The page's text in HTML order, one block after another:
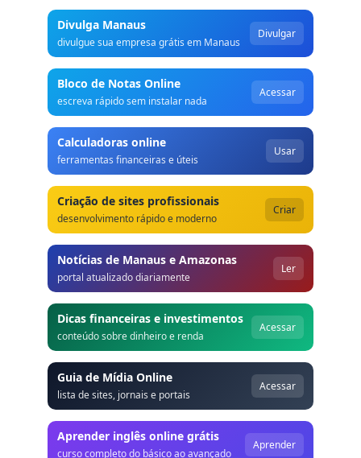
Divulga Manaus
divulgue sua empresa grátis em Manaus
Divulgar
Bloco de Notas Online
escreva rápido sem instalar nada
Acessar
Calculadoras online
ferramentas financeiras e úteis
Usar
Criação de sites profissionais
desenvolvimento rápido e moderno
Criar
Notícias de Manaus e Amazonas
portal atualizado diariamente
Ler
Dicas financeiras e investimentos
conteúdo sobre dinheiro e renda
Acessar
Guia de Mídia Online
lista de sites, jornais e portais
Acessar
Aprender inglês online grátis
curso completo do básico ao avançado
Aprender